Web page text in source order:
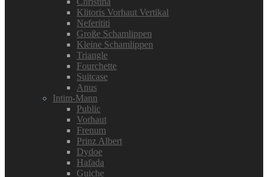
Klitoris Vorhaut Vertikal
Neferititi
Große Schamlippen
Kleine Schamlippen
Triangle
Fourchette
Suitcase
Anus
Intim-Mann
Public
Vorhaut
Frenum
Prinz Albert
Dydoe
Hafada
Guiche